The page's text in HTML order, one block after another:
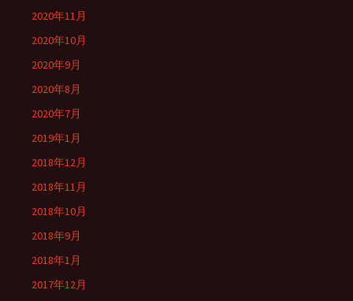
2020年11月
2020年10月
2020年9月
2020年8月
2020年7月
2019年1月
2018年12月
2018年11月
2018年10月
2018年9月
2018年1月
2017年12月